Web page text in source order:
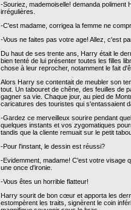
-Souriez, mademoiselle! demanda poliment
irrégulières.
-C'est madame, corrigea la femme ne
-Vous ne faites pas votre age! Allez, c'est
Du haut de ses trente ans, Harry était le
bien tenté de lui présenter toutes les filles
chose à leur reprocher, notamment le fait
Alors Harry se contentait de meubler son
tout. Un tabouret de chêne, des feuilles de
gagner sa vie. Chaque jour, au pied de
caricatures des touristes qui s'entassaient
-Gardez ce merveilleux sourire pendant
quelques instants et vos zygomatiques
tandis que la cliente remuait sur le petit
-Pour l'instant, le dessin est réussi?
-Evidemment, madame! C'est votre visage
une once d'ironie.
-Vous êtes un horrible flatteur!
Harry sourit de bon cœur et apporta les
estompèrent les traits, signèrent le coin